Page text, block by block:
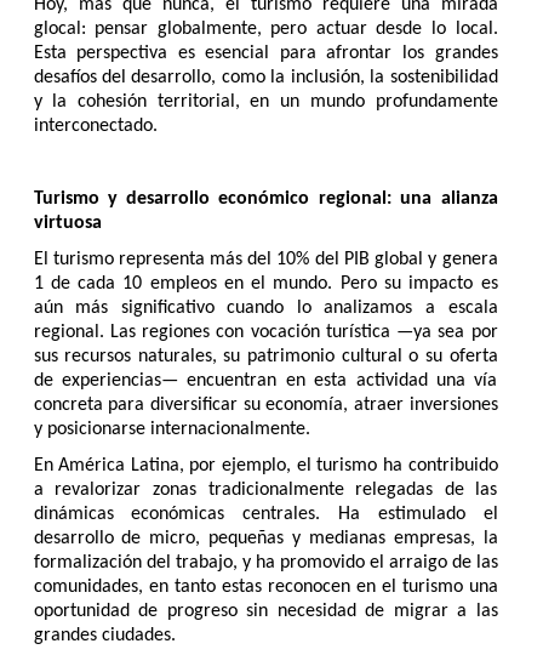
Hoy, más que nunca, el turismo requiere una mirada
glocal: pensar globalmente, pero actuar desde lo local.
Esta perspectiva es esencial para afrontar los grandes
desafíos del desarrollo, como la inclusión, la sostenibilidad
y la cohesión territorial, en un mundo profundamente
interconectado.
Turismo y desarrollo económico regional: una alianza
virtuosa
El turismo representa más del 10% del PIB global y genera
1 de cada 10 empleos en el mundo. Pero su impacto es
aún más significativo cuando lo analizamos a escala
regional. Las regiones con vocación turística —ya sea por
sus recursos naturales, su patrimonio cultural o su oferta
de experiencias— encuentran en esta actividad una vía
concreta para diversificar su economía, atraer inversiones
y posicionarse internacionalmente.
En América Latina, por ejemplo, el turismo ha contribuido
a revalorizar zonas tradicionalmente relegadas de las
dinámicas económicas centrales. Ha estimulado el
desarrollo de micro, pequeñas y medianas empresas, la
formalización del trabajo, y ha promovido el arraigo de las
comunidades, en tanto estas reconocen en el turismo una
oportunidad de progreso sin necesidad de migrar a las
grandes ciudades.